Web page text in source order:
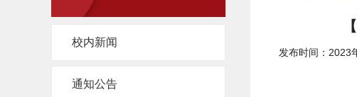
校内新闻
通知公告
发布时间：2023